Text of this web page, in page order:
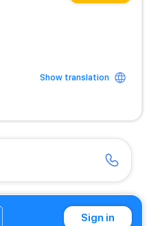
Show translation
Sign in